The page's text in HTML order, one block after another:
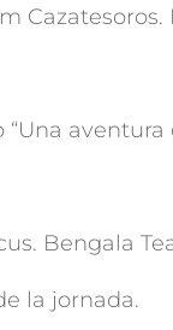
“Una
Bengala
la jornada.